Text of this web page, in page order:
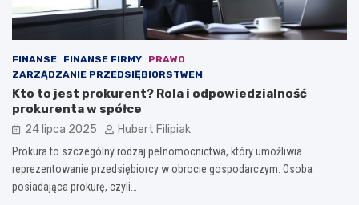
FINANSE FINANSE FIRMY
PRAWO
ZARZĄDZANIE PRZEDSIĘBIORSTWEM
Kto to jest prokurent? Rola i odpowiedzialność
prokurenta w spółce
24 lipca 2025 Hubert Filipiak
Prokura to szczególny rodzaj pełnomocnictwa, który umożliwia
reprezentowanie przedsiębiorcy w obrocie gospodarczym. Osoba
posiadająca prokurę, czyli…